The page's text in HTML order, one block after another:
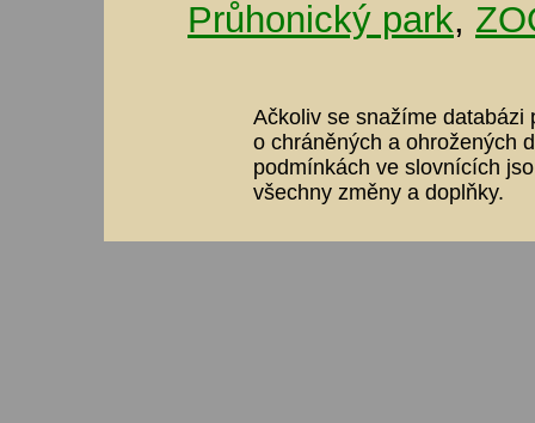
Průhonický park,
Ačkoliv se snažíme databázi
o chráněných a ohrožených
podmínkách ve slovnících
všechny změny a doplňky.